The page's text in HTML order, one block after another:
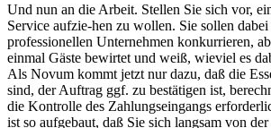
Und nun an die Arbeit. Stellen Sie sich vor,
Service aufzie-hen zu wollen. Sie sollen
professionellen Unternehmen konkurrieren,
einmal Gäste bewirtet und weiß, wieviel es
Als Novum kommt jetzt nur dazu, daß die
sind, der Auftrag ggf. zu bestätigen ist,
die Kontrolle des Zahlungseingangs
ist so aufgebaut, daß Sie sich langsam von